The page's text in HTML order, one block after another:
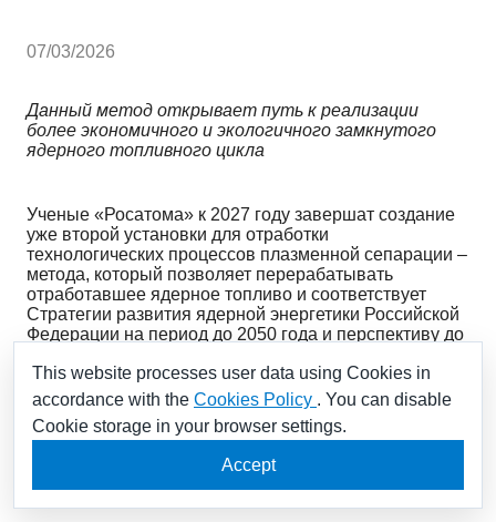
07/03/2026
Данный метод открывает путь к реализации
более экономичного и экологичного замкнутого
ядерного топливного цикла
Ученые «Росатома» к 2027 году завершат создание
уже второй установки для отработки
технологических процессов плазменной сепарации –
метода, который позволяет перерабатывать
отработавшее ядерное топливо и соответствует
Стратегии развития ядерной энергетики Российской
Федерации на период до 2050 года и перспективу до
проектного офиса перспективных технологий
частного учреждения «Наука и инновации» (входит в
«Росатом») академик Российской академии наук
(РАН) Валентин Смирнов на Томском
международном энергетическом форуме (24-27
This website processes user data using Cookies in
accordance with the Cookies Policy . You can disable
Cookie storage in your browser settings.
Accept